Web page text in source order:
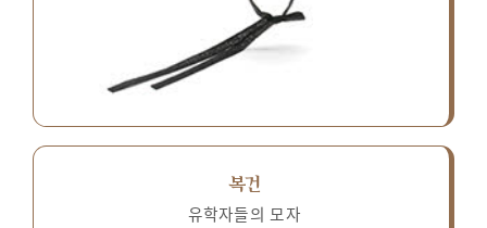
복건
유학자들의 모자